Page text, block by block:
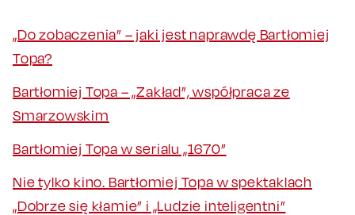
„Do zobaczenia” – jaki jest naprawdę Bartłomiej
Topa?
Bartłomiej Topa – „Zakład”, współpraca ze
Smarzowskim
Bartłomiej Topa w serialu „1670”
Nie tylko kino. Bartłomiej Topa w spektaklach
„Dobrze się kłamie” i „Ludzie inteligentni”